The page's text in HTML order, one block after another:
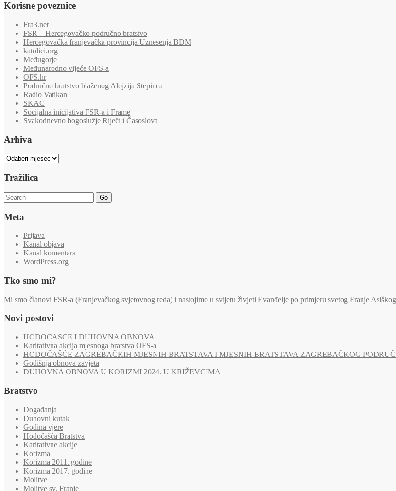
Korisne poveznice
Fra3.net
FSR – Hercegovačko područno bratstvo
Hercegovačka franjevačka provincija Uznesenja BDM
katolici.org
Međugorje
Međunarodno vijeće OFS-a
OFS.hr
Područno bratstvo blaženog Alojzija Stepinca
Radio Vatikan
SKAC
Socijalna inicijativa FSR-a i Frame
Svakodnevno bogoslužje Riječi i Časoslova
Arhiva
Arhiva
Tražilica
Go
Meta
Prijava
Kanal objava
Kanal komentara
WordPress.org
Tko smo mi?
Mi smo članovi FSR-a (Franjevačkog svjetovnog reda) i nastojimo u svijetu živjeti Evanđelje po primjeru svetog Franje
Novi postovi
HODOCASCE I DUHOVNA OBNOVA
Karitativna akcija mjesnoga bratstva OFS-a
HODOČAŠĆE ZAGREBAČKIH MJESNIH BRATSTAVA I MJESNIH BRATSTAVA ZAGREBAČKOG
Godišnja obnova zavjeta
DUHOVNA OBNOVA U KORIZMI 2024. U KRIŽEVCIMA
Bratstvo
Događanja
Duhovni kutak
Godina vjere
Hodočašća Bratstva
Karitativne akcije
Korizma
Korizma 2011. godine
Korizma 2017. godine
Molitve
Molitve sv. Franje